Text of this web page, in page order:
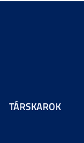
TÁRSKAROK